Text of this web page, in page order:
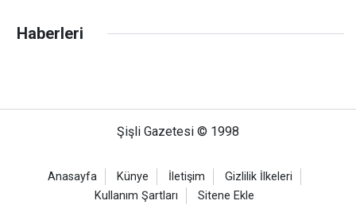
Haberleri
Şişli Gazetesi © 1998
Anasayfa Künye İletişim
Gizlilik İlkeleri
Kullanım Şartları
Sitene Ekle